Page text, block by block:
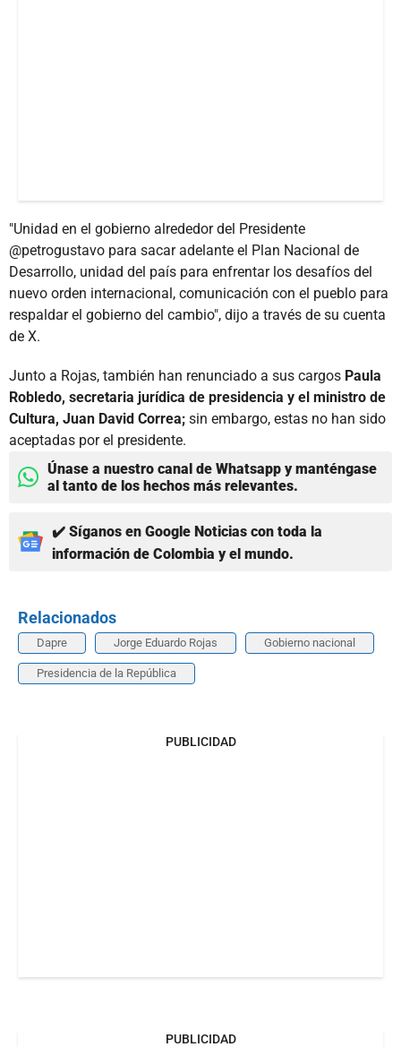
"Unidad en el gobierno alrededor del Presidente
@petrogustavo para sacar adelante el Plan Nacional de
Desarrollo, unidad del país para enfrentar los desafíos del
nuevo orden internacional, comunicación con el pueblo para
respaldar el gobierno del cambio", dijo a través de su cuenta
de X.
Junto a Rojas, también han renunciado a sus cargos Paula
Robledo, secretaria jurídica de presidencia y el ministro de
Cultura, Juan David Correa; sin embargo, estas no han sido
aceptadas por el presidente.
Únase a nuestro canal de Whatsapp y manténgase
al tanto de los hechos más relevantes.
✔️ Síganos en Google Noticias con toda la
información de Colombia y el mundo.
Relacionados
Dapre Jorge Eduardo Rojas Gobierno nacional
Presidencia de la República
PUBLICIDAD
PUBLICIDAD